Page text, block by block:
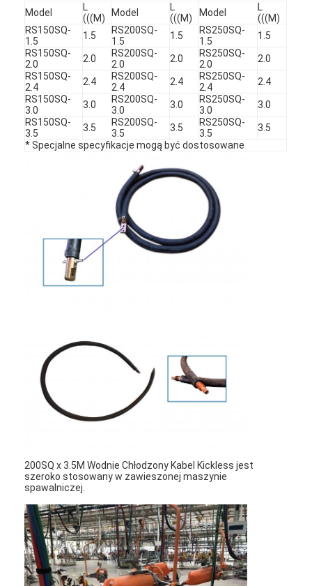
Dom
Produkty
O nas
Model
L
(((M)
Model
L
(((M)
Model
L
(((M)
RS150SQ-
1.5
1.5
RS200SQ-
1.5
1.5
RS250SQ-
1.5
1.5
RS150SQ-
2.0
2.0
RS200SQ-
2.0
2.0
RS250SQ-
2.0
2.0
RS150SQ-
2.4
2.4
RS200SQ-
2.4
2.4
RS250SQ-
2.4
2.4
RS150SQ-
3.0
3.0
RS200SQ-
3.0
3.0
RS250SQ-
3.0
3.0
RS150SQ-
3.5
3.5
RS200SQ-
3.5
3.5
RS250SQ-
3.5
3.5
* Specjalne specyfikacje mogą być dostosowane
200SQ x 3.5M Wodnie Chłodzony Kabel Kickless jest
szeroko stosowany w zawieszonej maszynie
spawalniczej.